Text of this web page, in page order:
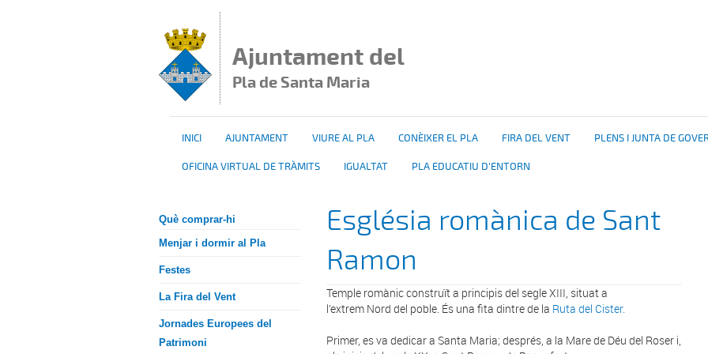
Ajuntament del
Pla de Santa Maria
INICI AJUNTAMENT VIURE AL PLA CONÈIXER EL PLA FIRA DEL VENT PLENS I JUNTA DE
OFICINA VIRTUAL DE TRÀMITS IGUALTAT PLA EDUCATIU D'ENTORN
Què comprar-hi
Menjar i dormir al Pla
Festes
La Fira del Vent
Jornades Europees del
Patrimoni
Església romànica de Sant
Ramon
Temple romànic construït a principis del segle XIII, situat a
l’extrem Nord del poble. És una fita dintre de la Ruta del Cister.
Primer, es va dedicar a Santa Maria; després, a la Mare de Déu del Roser i,